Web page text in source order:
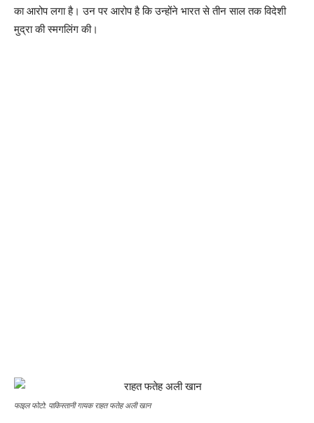
का आरोप लगा है। उन पर आरोप है कि उन्होंने भारत से तीन साल तक विदेशी
मुद्रा की स्मगलिंग की।
फाइल फोटो: पाकिस्तानी गायक राहत फतेह अली खान